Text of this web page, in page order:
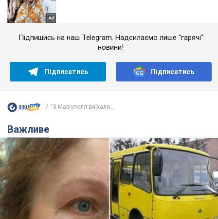
Підпишись на наш Telegram. Надсилаємо лише "гарячі"
новини!
Підписатись Підписатись
"З Маріуполя виїхали...
Важливе